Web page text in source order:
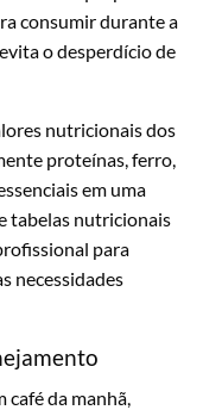
consumir durante a
o desperdício de
nutricionais dos
proteínas, ferro,
em uma
tabelas nutricionais
para
necessidades
da manhã,